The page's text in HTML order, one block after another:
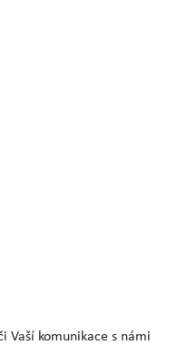
Vaší komunikace s námi